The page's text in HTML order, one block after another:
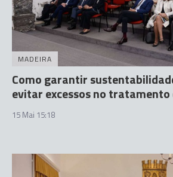
MADEIRA
Como garantir
evitar excessos no tratamento
15 Mai 15:18